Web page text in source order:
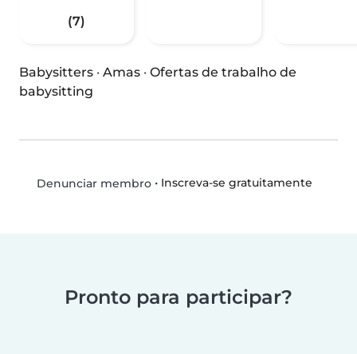
(7)
Babysitters · Amas · Ofertas de trabalho de
babysitting
Denunciar membro• Inscreva-se gratuitamente
Pronto para participar?